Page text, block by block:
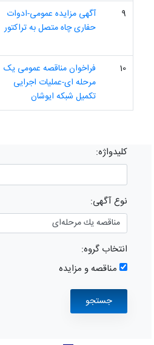
9
آگهی مزایده عمومی-ادوات
حفاری چاه متصل به تراکتور
10
فراخوان مناقصه عمومی یک
مرحله ای-عملیات اجرایی
تکمیل شبکه ایوشان
کلیدواژه:
نوع آگهی:
انتخاب گروه:
مناقصه و مزایده